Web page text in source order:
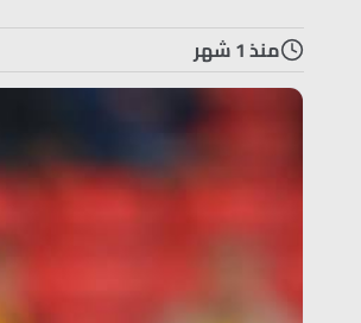
منذ 1 شهر